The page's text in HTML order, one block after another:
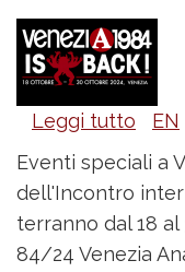
Leggi tutto su
'84
is
back!
EN
Eventi speciali a
dell'Incontro
terranno dal 18
84/24 Venezia